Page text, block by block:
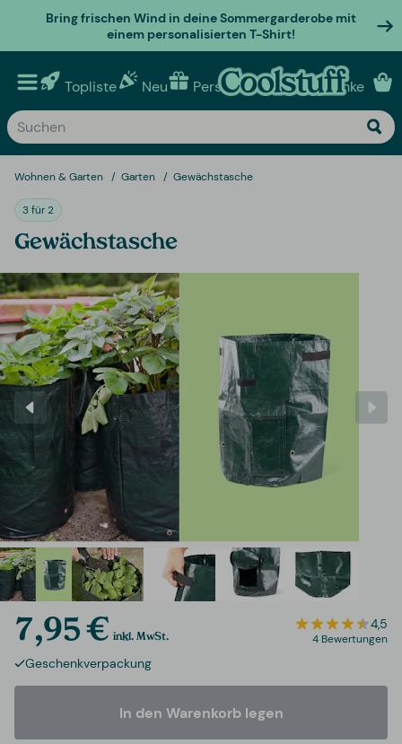
Bring frischen Wind in deine Sommergarderobe mit
einem personalisierten T-Shirt!
Topliste Neu Personalisierte geschenke
Wohnen & Garten Garten Gewächstasche
3 für 2
Gewächstasche
7,95 € inkl. MwSt.
4,5
4 Bewertungen
Geschenkverpackung
In den Warenkorb legen